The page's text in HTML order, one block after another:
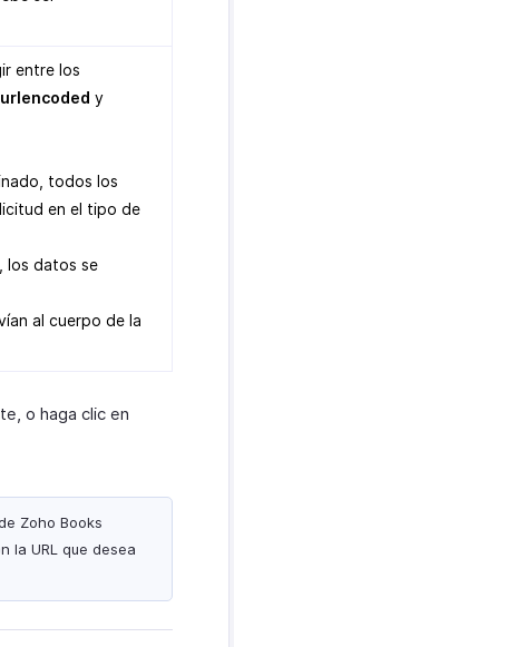
entre los
y
todos los
en el tipo de
los datos se
al cuerpo de la
o haga clic en
Zoho Books
la URL que desea